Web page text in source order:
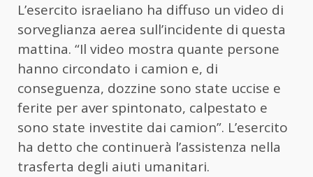
L’esercito israeliano ha diffuso un video di
sorveglianza aerea sull’incidente di questa
mattina. “Il video mostra quante persone
hanno circondato i camion e, di
conseguenza, dozzine sono state uccise e
ferite per aver spintonato, calpestato e
sono state investite dai camion”. L’esercito
ha detto che continuerà l’assistenza nella
trasferta degli aiuti umanitari.